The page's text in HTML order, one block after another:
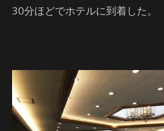
30分ほどでホテルに到着した。